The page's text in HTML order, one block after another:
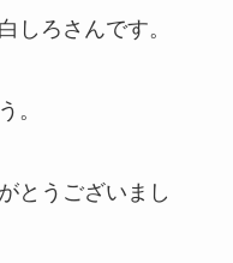
しろさんです。
。
とうございまし